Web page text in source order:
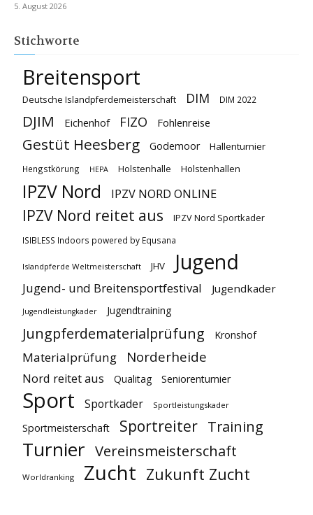
5. August 2026
Stichworte
Breitensport
Deutsche Islandpferdemeisterschaft DIM DIM 2022
DJIM Eichenhof FIZO Fohlenreise
Gestüt Heesberg Godemoor Hallenturnier
Hengstkörung HEPA Holstenhalle Holstenhallen
IPZV Nord IPZV NORD ONLINE
IPZV Nord reitet aus IPZV Nord Sportkader
ISIBLESS Indoors powered by Equsana
Islandpferde Weltmeisterschaft JHV Jugend
Jugend- und Breitensportfestival Jugendkader
Jugendleistungkader Jugendtraining
Jungpferdematerialprüfung Kronshof
Materialprüfung Norderheide
Nord reitet aus Qualitag Seniorenturnier
Sport Sportkader Sportleistungskader
Sportmeisterschaft Sportreiter Training
Turnier Vereinsmeisterschaft
Worldranking Zucht Zukunft Zucht